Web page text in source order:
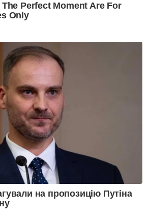
Perfect Moment Are For
Only
на пропозицію Путіна